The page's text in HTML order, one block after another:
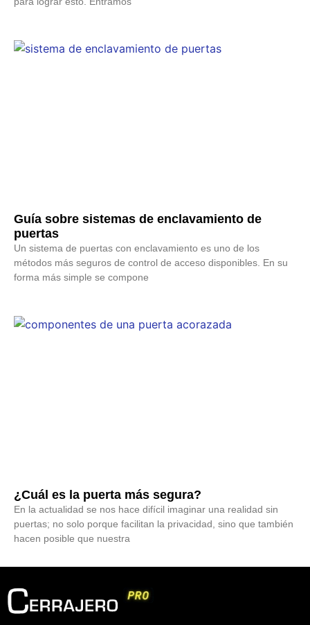
Guía sobre sistemas de enclavamiento de
puertas
Un sistema de puertas con enclavamiento es uno de los
métodos más seguros de control de acceso disponibles. En su
forma más simple se compone
¿Cuál es la puerta más segura?
En la actualidad se nos hace difícil imaginar una realidad sin
puertas; no solo porque facilitan la privacidad, sino que también
hacen posible que nuestra